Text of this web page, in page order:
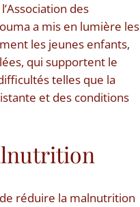
des
a mis en lumière les
les jeunes enfants,
qui supportent le
telles que la
et des conditions
réduire la malnutrition